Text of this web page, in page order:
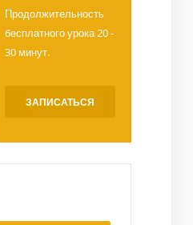
Продолжительность
бесплатного урока 20 -
30 минут.
ЗАПИСАТЬСЯ